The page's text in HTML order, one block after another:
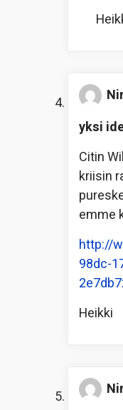
yksi
Citin
kriisin
emme
http://
98dc-
Heikki